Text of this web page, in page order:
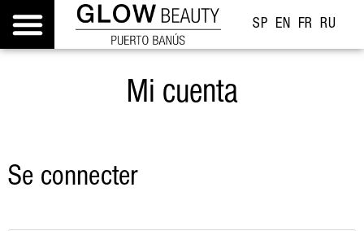
SP EN FR RU
Mi cuenta
Se connecter